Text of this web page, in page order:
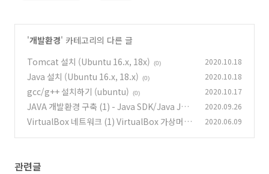
'개발환경' 카테고리의 다른 글
Tomcat 설치 (Ubuntu 16.x, 18x)
(0) 2020.10.18
Java 설치 (Ubuntu 16.x, 18.x) (0) 2020.10.18
gcc/g++ 설치하기 (ubuntu) (0) 2020.10.17
JAVA 개발환경 구축 (1) - Java SDK/Java JRE
설치하기 (1)
2020.09.26
VirtualBox 네트워크 (1) VirtualBox 가상머신
2020.06.09
관련글